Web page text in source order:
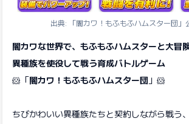
出典: 「闇カワ！もふもふハムスター団」
闇カワな世界で、もふもふハムスターと大冒
異種族を使役して戦う育成バトルゲーム
🐹「闇カワ！もふもふハムスター団 」🐹
ちびかわいい異種族たちと契約しながら戦う、